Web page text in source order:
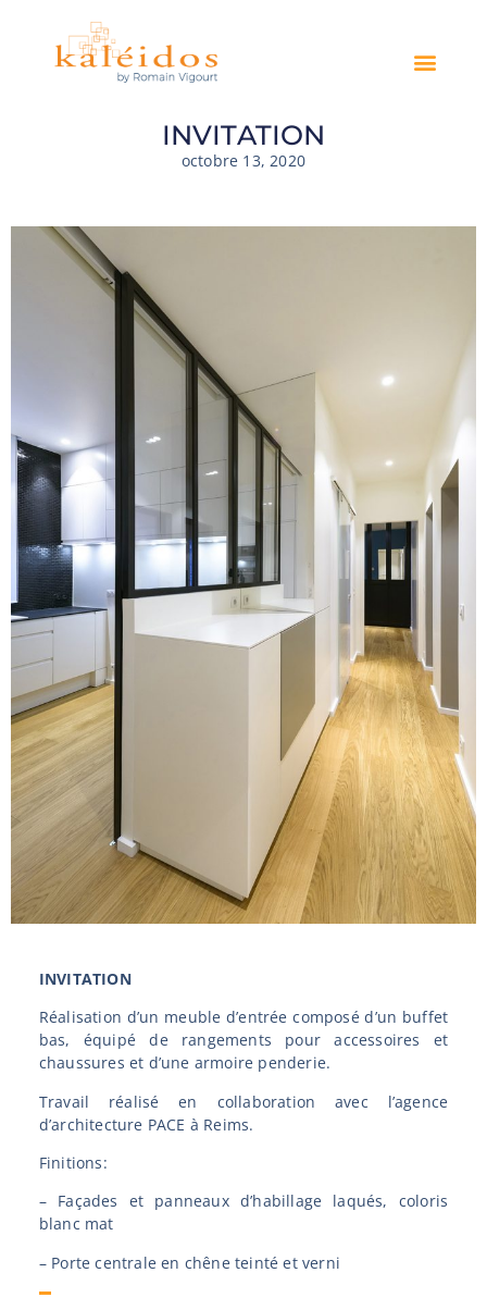
INVITATION
octobre 13, 2020
INVITATION
Réalisation d’un meuble d’entrée composé d’un buffet
bas, équipé de rangements pour accessoires et
chaussures et d’une armoire penderie.
Travail réalisé en collaboration avec l’agence
d’architecture PACE à Reims.
Finitions:
– Façades et panneaux d’habillage laqués, coloris
blanc mat
– Porte centrale en chêne teinté et verni